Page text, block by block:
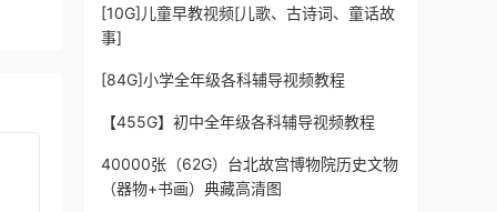
[10G]儿童早教视频[儿歌、古诗词、童话故
事]
[84G]小学全年级各科辅导视频教程
【455G】初中全年级各科辅导视频教程
40000张（62G）台北故宫博物院历史文物
（器物+书画）典藏高清图